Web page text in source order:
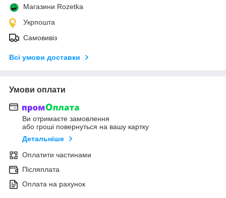
Магазини Rozetka
Укрпошта
Самовивіз
Всі умови доставки
Умови оплати
Ви отримаєте замовлення
або гроші повернуться на вашу картку
Детальніше
Оплатити частинами
Післяплата
Оплата на рахунок